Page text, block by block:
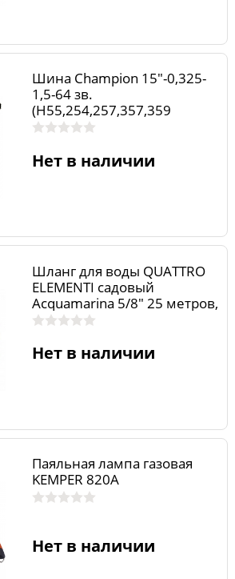
Шина Champion 15"-0,325-
1,5-64 зв.
(H55,254,257,357,359
158SLBK095)
Нет в наличии
Шланг для воды QUATTRO
ELEMENTI садовый
Acquamarina 5/8" 25 метров,
армированный, толщина
Нет в наличии
Паяльная лампа газовая
KEMPER 820A
Нет в наличии